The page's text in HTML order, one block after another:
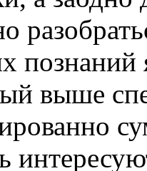
выше